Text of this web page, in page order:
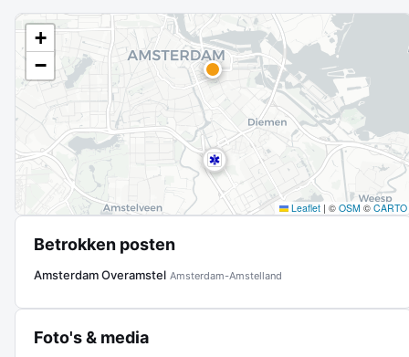
+
−
Leaflet | © OSM © CARTO
Betrokken posten
Amsterdam Overamstel Amsterdam-Amstelland
Foto's & media